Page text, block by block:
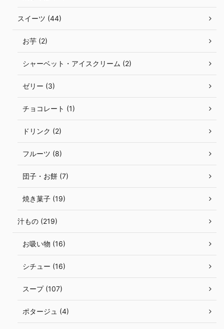
スイーツ (44)
お芋 (2)
シャーベット・アイスクリーム (2)
ゼリー (3)
チョコレート (1)
ドリンク (2)
フルーツ (8)
団子・お餅 (7)
焼き菓子 (19)
汁もの (219)
お吸い物 (16)
シチュー (16)
スープ (107)
ポタージュ (4)